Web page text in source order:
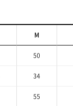
M
50
34
55